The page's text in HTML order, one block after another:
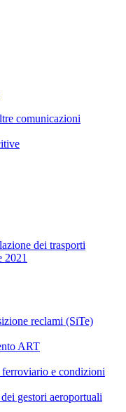
comunicazioni
dei trasporti
2021
reclami (SiTe)
ART
e condizioni
gestori aeroportuali